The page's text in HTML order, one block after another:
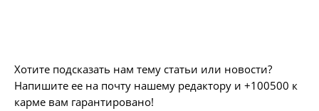
Хотите подсказать нам тему статьи или новости?
Напишите ее на почту нашему редактору и +100500 к
карме вам гарантировано!